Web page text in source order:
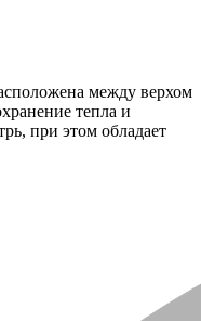
между верхом
тепла и
при этом обладает